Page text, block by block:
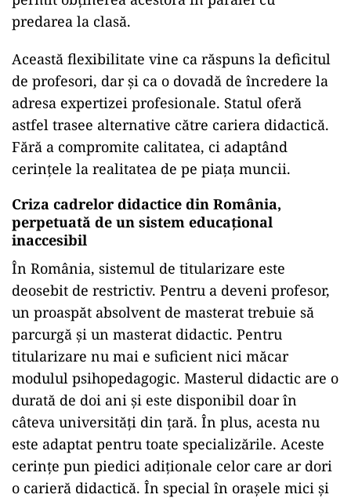
predarea la clasă.
Această flexibilitate vine ca răspuns la deficitul
de profesori, dar și ca o dovadă de încredere la
adresa expertizei profesionale. Statul oferă
astfel trasee alternative către cariera didactică.
Fără a compromite calitatea, ci adaptând
cerințele la realitatea de pe piața muncii.
Criza cadrelor didactice din România,
perpetuată de un sistem educațional
inaccesibil
În România, sistemul de titularizare este
deosebit de restrictiv. Pentru a deveni profesor,
un proaspăt absolvent de masterat trebuie să
parcurgă și un masterat didactic. Pentru
titularizare nu mai e suficient nici măcar
modulul psihopedagogic. Masterul didactic are o
durată de doi ani și este disponibil doar în
câteva universități din țară. În plus, acesta nu
este adaptat pentru toate specializările. Aceste
cerințe pun piedici adiționale celor care ar dori
o carieră didactică. În special în orașele mici și